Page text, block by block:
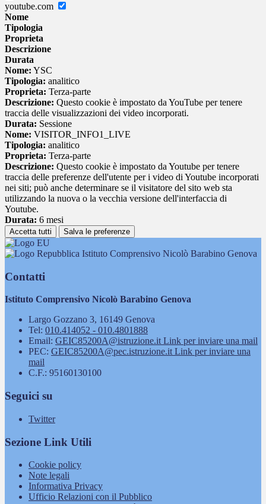
youtube.com
Nome
Tipologia
Proprieta
Descrizione
Durata
Nome: YSC
Tipologia: analitico
Proprieta: Terza-parte
Descrizione: Questo cookie è impostato da YouTube per tenere
traccia delle visualizzazioni dei video incorporati.
Durata: Sessione
Nome: VISITOR_INFO1_LIVE
Tipologia: analitico
Proprieta: Terza-parte
Descrizione: Questo cookie è impostato da Youtube per tenere
traccia delle preferenze dell'utente per i video di Youtube incorporati
nei siti; può anche determinare se il visitatore del sito web sta
utilizzando la nuova o la vecchia versione dell'interfaccia di
Youtube.
Durata: 6 mesi
Accetta tutti Salva le preferenze
Istituto Comprensivo Nicolò Barabino Genova
Contatti
Istituto Comprensivo Nicolò Barabino Genova
Largo Gozzano 3, 16149 Genova
Tel: 010.414052 - 010.4801888
Email: GEIC85200A@istruzione.it Link per inviare una mail
PEC: GEIC85200A@pec.istruzione.it Link per inviare una
mail
C.F.: 95160130100
Seguici su
Twitter
Sezione Link Utili
Cookie policy
Note legali
Informativa Privacy
Ufficio Relazioni con il Pubblico